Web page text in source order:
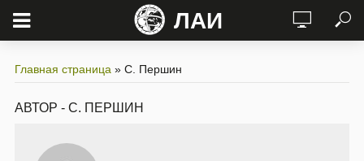
ЛАИ
Главная страница » С. Першин
АВТОР - С. ПЕРШИН